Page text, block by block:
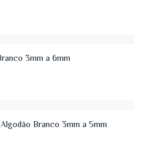
3mm a 6mm
Branco 3mm a 5mm